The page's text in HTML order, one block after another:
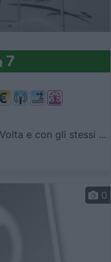
7
e con gli stessi ...
0